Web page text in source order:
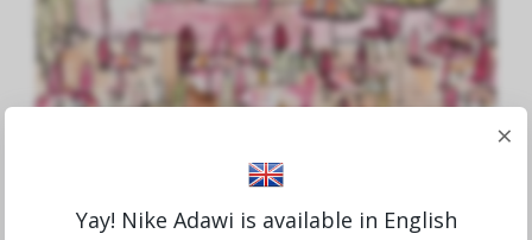
4,513.41 DKK
×
Yay! Nike Adawi is available in English